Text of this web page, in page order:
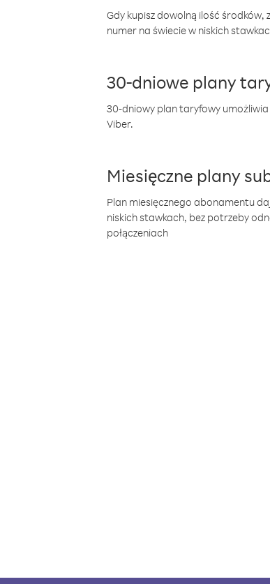
Gdy kupisz dowolną ilość
numer na świecie w niskich
30-dniowe plany
30-dniowy plan taryfowy
Viber.
Miesięczne plany
Plan miesięcznego abonamentu
niskich stawkach, bez potrzeby
połączeniach